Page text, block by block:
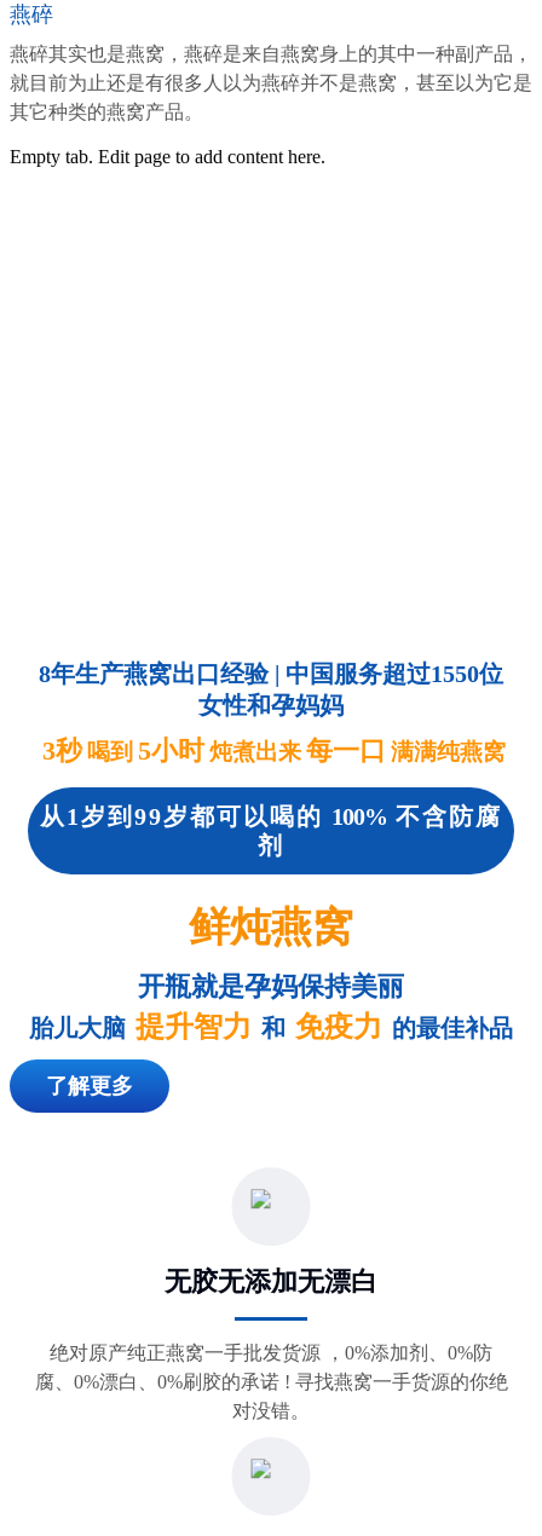
燕碎
燕碎其实也是燕窝，燕碎是来自燕窝身上的其中一种副产品，
就目前为止还是有很多人以为燕碎并不是燕窝，甚至以为它是
其它种类的燕窝产品。
Empty tab. Edit page to add content here.
8年生产燕窝出口经验 | 中国服务超过1550位
女性和孕妈妈
3秒 喝到 5小时 炖煮出来 每一口 满满纯燕窝
从1岁到99岁都可以喝的 100% 不含防腐
剂
鲜炖燕窝
开瓶就是孕妈保持美丽
胎儿大脑 提升智力 和 免疫力 的最佳补品
了解更多
本公司贯彻五项成功要素，改善燕窝产品质量
无胶无添加无漂白
绝对原产纯正燕窝一手批发货源 ，0%添加剂、0%防
腐、0%漂白、0%刷胶的承诺 ! 寻找燕窝一手货源的你绝
对没错。